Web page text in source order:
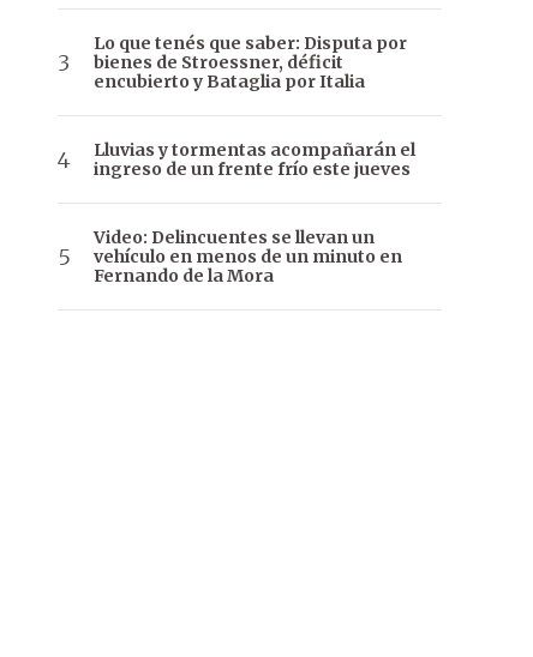
Lo que tenés que saber: Disputa por
bienes de Stroessner, déficit
encubierto y Bataglia por Italia
Lluvias y tormentas acompañarán el
ingreso de un frente frío este jueves
Video: Delincuentes se llevan un
vehículo en menos de un minuto en
Fernando de la Mora